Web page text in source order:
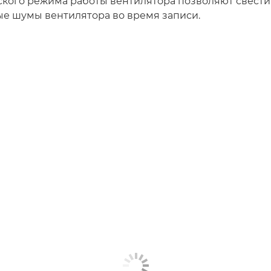
шумы вентилятора во время записи.